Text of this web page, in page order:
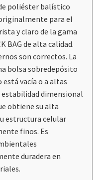
poliéster balístico
para el
y claro de la gama
BAG de alta calidad.
son correctos. La
bolsa sobredepósito
vacía o a altas
dimensional
obtiene su alta
estructura celular
finos. Es
duradera en